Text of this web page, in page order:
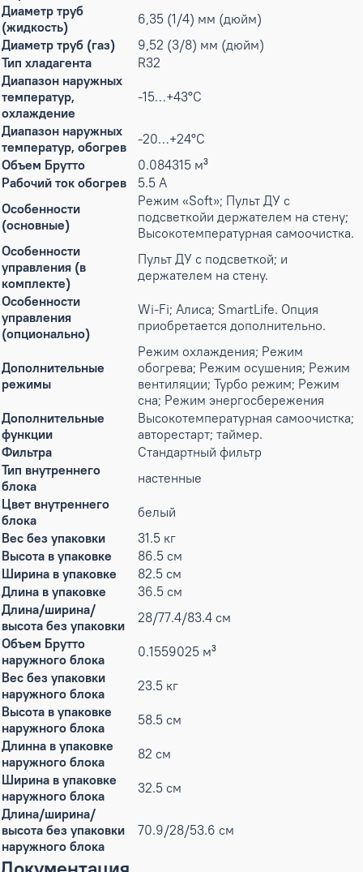
Диаметр труб
(жидкость)
6,35 (1/4) мм (дюйм)
Диаметр труб (газ)
9,52 (3/8) мм (дюйм)
Тип хладагента
R32
Диапазон наружных
температур,
охлаждение
-15…+43°С
Диапазон наружных
температур, обогрев
-20…+24°С
Объем Брутто
0.084315 м³
Рабочий ток обогрев
5.5 А
Особенности
(основные)
Режим «Soft»; Пульт ДУ с
подсветкойи держателем на стену;
Высокотемпературная самоочистка.
Особенности
управления (в
комплекте)
Пульт ДУ с подсветкой; и
держателем на стену.
Особенности
управления
(опционально)
Wi-Fi; Алиса; SmartLife. Опция
приобретается дополнительно.
Дополнительные
режимы
Режим охлаждения; Режим
обогрева; Режим осушения; Режим
вентиляции; Турбо режим; Режим
сна; Режим энергосбережения
Дополнительные
функции
Высокотемпературная самоочистка;
авторестарт; таймер.
Фильтра
Стандартный фильтр
Тип внутреннего
блока
настенные
Цвет внутреннего
блока
белый
Вес без упаковки
31.5 кг
Высота в упаковке
86.5 см
Ширина в упаковке
82.5 см
Длина в упаковке
36.5 см
Длина/ширина/
высота без упаковки
28/77.4/83.4 см
Объем Брутто
наружного блока
0.1559025 м³
Вес без упаковки
наружного блока
23.5 кг
Высота в упаковке
наружного блока
58.5 см
Длинна в упаковке
наружного блока
82 см
Ширина в упаковке
наружного блока
32.5 см
Длина/ширина/
высота без упаковки
наружного блока
70.9/28/53.6 см